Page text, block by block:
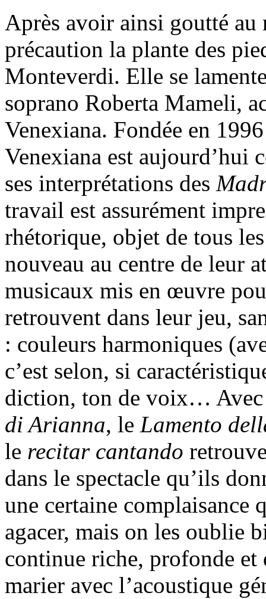
Après avoir ainsi goutté au
précaution la plante des
Monteverdi. Elle se
soprano Roberta Mameli,
Venexiana. Fondée en
Venexiana est aujourd’hui
ses interprétations des
travail est assurément
rhétorique, objet de tous
nouveau au centre de leur
musicaux mis en œuvre
retrouvent dans leur jeu,
: couleurs harmoniques
c’est selon, si
diction, ton de voix… Avec
di Arianna, le Lamento
le recitar cantando
dans le spectacle qu’ils
une certaine complaisance
agacer, mais on les oublie
continue riche, profonde et
marier avec l’acoustique